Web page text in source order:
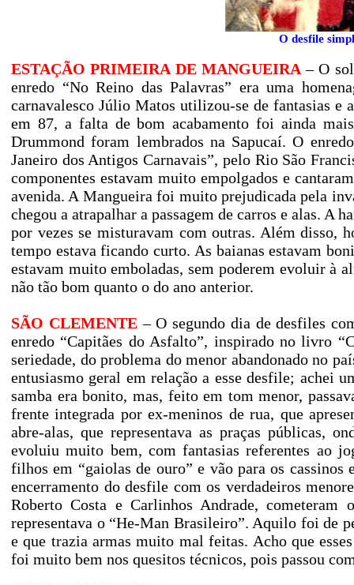
O desfile
ESTAÇÃO PRIMEIRA DE MANGUEIRA– O sol
enredo “No Reino das Palavras” era uma
carnavalesco Júlio Matos utilizou-se de fantasias e
em 87, a falta de bom acabamento foi ainda
Drummond foram lembrados na Sapucaí. O
Janeiro dos Antigos Carnavais”, pelo Rio São
componentes estavam muito empolgados e
avenida. A Mangueira foi muito prejudicada pela
chegou a atrapalhar a passagem de carros e alas. A
por vezes se misturavam com outras. Além disso,
tempo estava ficando curto. As baianas estavam
estavam muito emboladas, sem poderem evoluir à
não tão bom quanto o do ano anterior.
SÃO CLEMENTE– O segundo dia de desfiles
enredo “Capitães do Asfalto”, inspirado no livro
seriedade, do problema do menor abandonado no
entusiasmo geral em relação a esse desfile; achei
samba era bonito, mas, feito em tom menor,
frente integrada por ex-meninos de rua, que
abre-alas, que representava as praças públicas,
evoluiu muito bem, com fantasias referentes ao
filhos em “gaiolas de ouro” e vão para os cassinos
encerramento do desfile com os verdadeiros
Roberto Costa e Carlinhos Andrade,
representava o “He-Man Brasileiro”. Aquilo foi de
e que trazia armas muito mal feitas. Acho que
foi muito bem nos quesitos técnicos, pois passou